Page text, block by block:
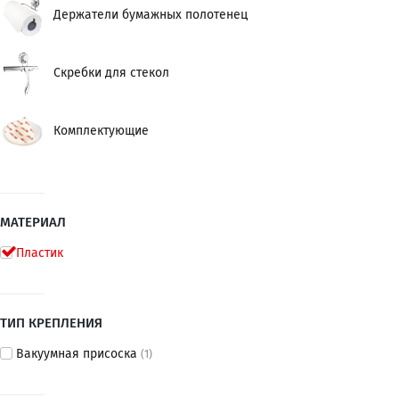
Держатели бумажных полотенец
Скребки для стекол
Комплектующие
МАТЕРИАЛ
Пластик
ТИП КРЕПЛЕНИЯ
Вакуумная присоска (1)